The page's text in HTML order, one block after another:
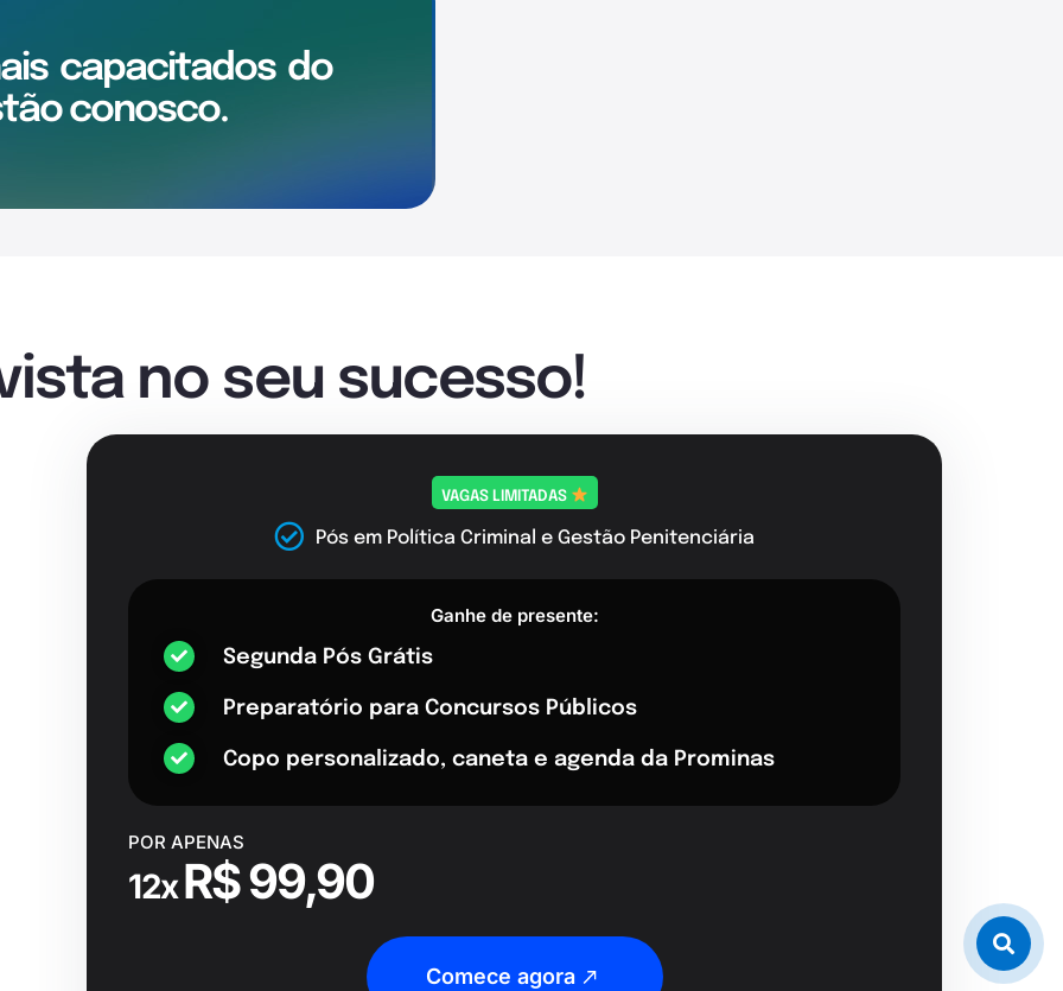
capacitados do
conosco.
no seu sucesso!
VAGAS LIMITADAS
Pós em Política Criminal e Gestão Penitenciária
Ganhe de presente:
Segunda Pós Grátis
Preparatório para Concursos Públicos
Copo personalizado, caneta e agenda da Prominas
POR APENAS
12xR$ 99,90
Comece agora